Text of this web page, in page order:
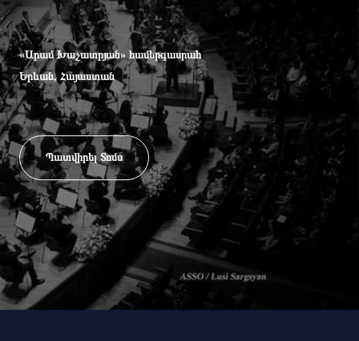
«Արամ Խաչատրյան» համերգասրահ
Երևան, Հայաստան
Պատվիրել Տոմս